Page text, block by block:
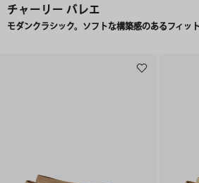
チャーリー バレエ
モダンクラシック。ソフトな構築感のあるフィッ